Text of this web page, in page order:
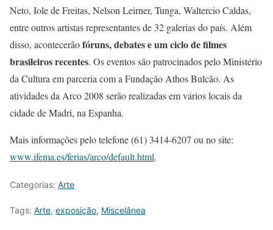
Neto, Iole de Freitas, Nelson Leirner, Tunga, Waltercio Caldas,
entre outros artistas representantes de 32 galerias do país. Além
disso, acontecerãofóruns, debates e um ciclo de filmes
brasileiros recentes. Os eventos são patrocinados pelo Ministério
da Cultura em parceria com a Fundação Athos Bulcão. As
atividades da Arco 2008 serão realizadas em vários locais da
cidade de Madri, na Espanha.
Mais informações pelo telefone (61) 3414-6207 ou no site:
www.ifema.es/ferias/arco/default.html.
Categorias: Arte
Tags: Arte, exposição, Miscelânea